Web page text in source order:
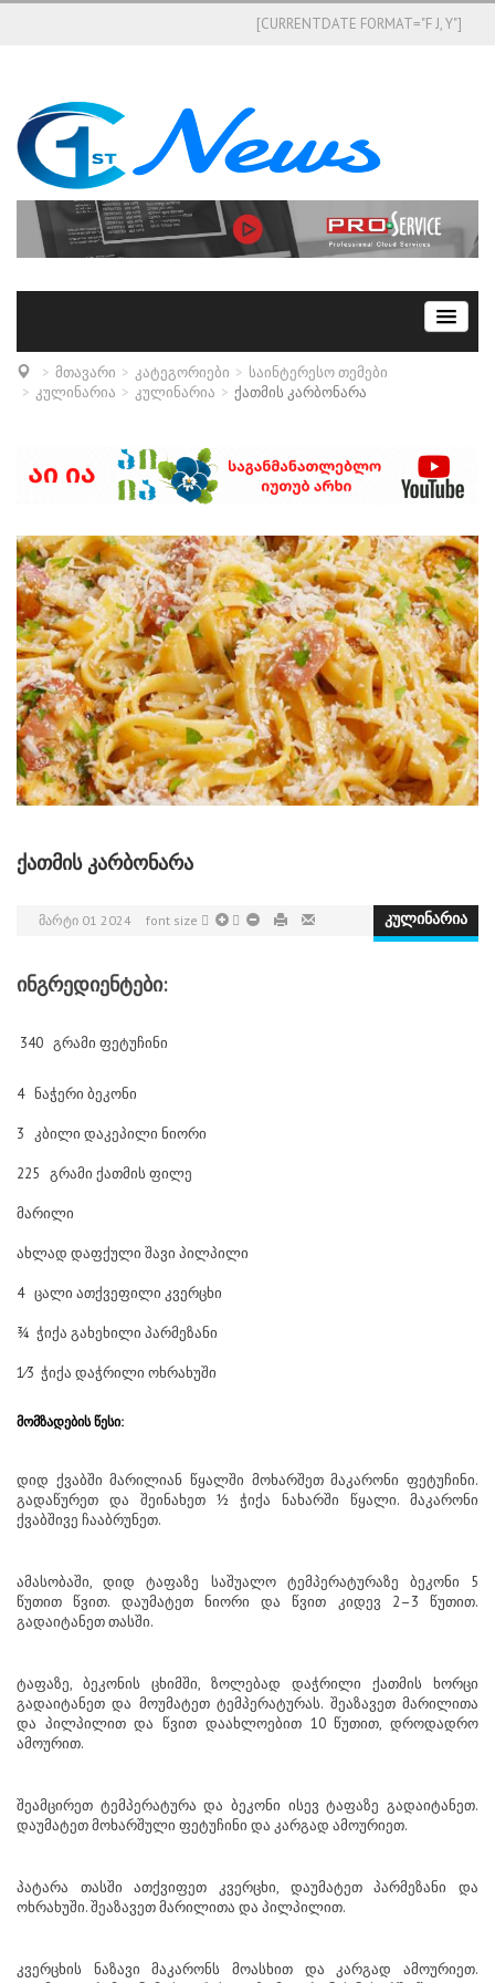
[CURRENTDATE FORMAT="F J, Y"]
მთავარი კატეგორიები
საინტერესო თემები
კულინარია
კულინარია ქათმის კარბონარა
ᲥᲐᲗᲛᲘᲡ ᲙᲐᲠᲑᲝᲜᲐᲠᲐ
კულინარია
ᲛᲐᲠᲢᲘ 01 2024 font size
ინგრედიენტები:
340 გრამი ფეტუჩინი
4 ნაჭერი ბეკონი
3 კბილი დაკეპილი ნიორი
225 გრამი ქათმის ფილე
მარილი
ახლად დაფქული შავი პილპილი
4 ცალი ათქვეფილი კვერცხი
3⁄4 ჭიქა გახეხილი პარმეზანი
1⁄3 ჭიქა დაჭრილი ოხრახუში
მომზადების წესი:
დიდ ქვაბში მარილიან წყალში მოხარშეთ მაკარონი ფეტუჩინი.
გადაწურეთ და შეინახეთ ½ ჭიქა ნახარში წყალი. მაკარონი
ქვაბშივე ჩააბრუნეთ.
ამასობაში, დიდ ტაფაზე საშუალო ტემპერატურაზე ბეკონი 5
წუთით წვით. დაუმატეთ ნიორი და წვით კიდევ 2–3 წუთით.
გადაიტანეთ თასში.
ტაფაზე, ბეკონის ცხიმში, ზოლებად დაჭრილი ქათმის ხორცი
გადაიტანეთ და მოუმატეთ ტემპერატურას. შეაზავეთ მარილითა
და პილპილით და წვით დაახლოებით 10 წუთით, დროდადრო
ამოურით.
შეამცირეთ ტემპერატურა და ბეკონი ისევ ტაფაზე გადაიტანეთ.
დაუმატეთ მოხარშული ფეტუჩინი და კარგად ამოურიეთ.
პატარა თასში ათქვიფეთ კვერცხი, დაუმატეთ პარმეზანი და
ოხრახუში. შეაზავეთ მარილითა და პილპილით.
კვერცხის ნაზავი მაკარონს მოასხით და კარგად ამოურიეთ.